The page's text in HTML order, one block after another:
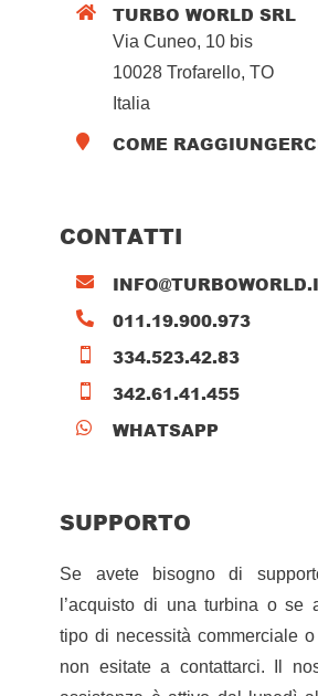
 TURBO WORLD SRL
Via Cuneo, 10 bis
10028 Trofarello, TO
Italia
 COME
CONTATTI

 011.19.900.973
 334.523.42.83
 342.61.41.455
 WHATSAPP
SUPPORTO
Se avete bisogno di
l’acquisto di una turbina o se
tipo di necessità commerciale
non esitate a contattarci. Il